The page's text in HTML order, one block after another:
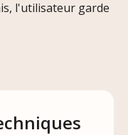
l'utilisateur garde